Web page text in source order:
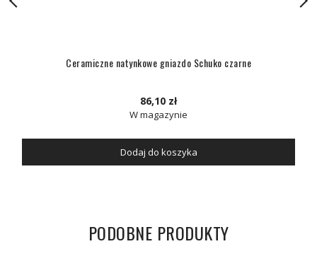
Ceramiczne natynkowe gniazdo Schuko czarne
86,10 zł
W magazynie
Dodaj do koszyka
PODOBNE PRODUKTY